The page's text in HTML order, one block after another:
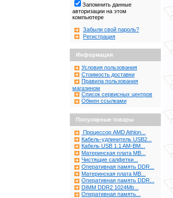
Запомнить данные
авторизации на этом
компьютере
Забыли свой пароль?
Регистрация
Информация
Условия пользования
Стоимость доставки
Правила пользования
магазином
Список сервисных центров
Обмен ссылками
Популярные товары
Процессор AMD Athlon...
Кабель-удлинитель USB2...
Кабель USB 1.1 AM-BM...
Материнская плата MB...
Чистящие салфетки...
Оперативная память DDR...
Материнская плата MB...
Оперативная память DDR...
DIMM DDR2 1024Mb...
Оперативная память...